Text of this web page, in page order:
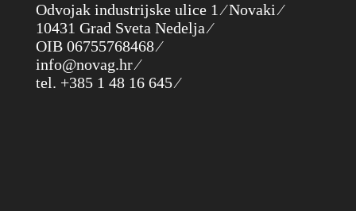
Odvojak industrijske ulice 1 ⁄ Novaki ⁄
10431 Grad Sveta Nedelja ⁄
OIB 06755768468 ⁄
info@novag.hr ⁄
tel. +385 1 48 16 645 ⁄